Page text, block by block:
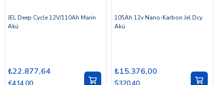
JEL Deep Cycle 12V/110Ah Marin
Akü
₺22.877,64
€414,00
105Ah 12v Nano-Karbon Jel Dcy
Akü
₺15.376,00
$320.40